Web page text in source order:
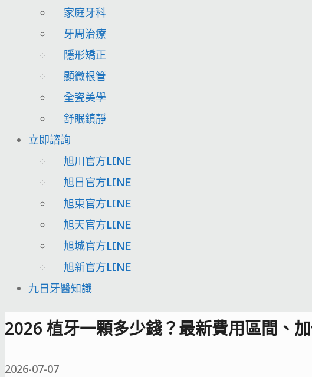
家庭牙科
牙周治療
隱形矯正
顯微根管
全瓷美學
舒眠鎮靜
立即諮詢
旭川官方LINE
旭日官方LINE
旭東官方LINE
旭天官方LINE
旭城官方LINE
旭新官方LINE
九日牙醫知識
2026 植牙一顆多少錢？最新費用區間、
2026-07-07